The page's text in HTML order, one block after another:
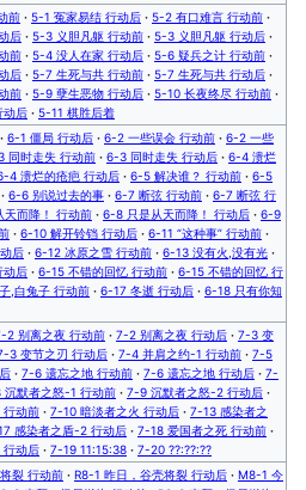
前 · 5-1 冤家易结 行动后 · 5-2 有口难言 行动前 ·
后 · 5-3 义胆凡躯 行动前 · 5-3 义胆凡躯 行动后 ·
前 · 5-4 没人在家 行动后 · 5-6 疑兵之计 行动前 ·
后 · 5-7 生死与共 行动前 · 5-7 生死与共 行动后 ·
前 · 5-9 孽生恶物 行动后 · 5-10 长夜终尽 行动前 ·
动后 · 5-11 棋胜后着
· 6-1 僵局 行动后 · 6-2 一些误会 行动前 · 6-2 一些
同时走失 行动前 · 6-3 同时走失 行动后 · 6-4 溃烂
4 溃烂的疮疤 行动后 · 6-5 解决谁？ 行动前 · 6-5
· 6-6 别说过去的事 · 6-7 断弦 行动前 · 6-7 断弦 行
而降！ 行动前 · 6-8 只是从天而降！ 行动后 · 6-9
· 6-10 解开铃铛 行动后 · 6-11 “这种事” 行动前 ·
后 · 6-12 冰原之雪 行动前 · 6-13 没有火,没有光 ·
动后 · 6-15 不错的回忆 行动前 · 6-15 不错的回忆 行
,白兔子 行动前 · 6-17 冬逝 行动后 · 6-18 只有你知
2 别离之夜 行动前 · 7-2 别离之夜 行动后 · 7-3 变
3 变节之刃 行动后 · 7-4 并肩之约-1 行动前 · 7-5
· 7-6 遗忘之地 行动前 · 7-6 遗忘之地 行动后 · 7-
沉默者之怒-1 行动前 · 7-9 沉默者之怒-2 行动后 ·
行动前 · 7-10 暗淡者之火 行动后 · 7-13 感染者之
感染者之盾-2 行动后 · 7-18 爱国者之死 行动前 ·
行动后 · 7-19 11:15:38 · 7-20 ??:??:??
裂 行动前 · R8-1 昨日，谷壳将裂 行动后 · M8-1 今